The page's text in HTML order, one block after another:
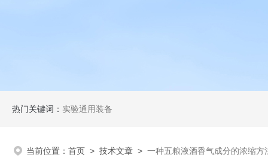
热门关键词： 实验通用装备
当前位置： 首页 > 技术文章 > 一种五粮液酒香气成分的浓缩方